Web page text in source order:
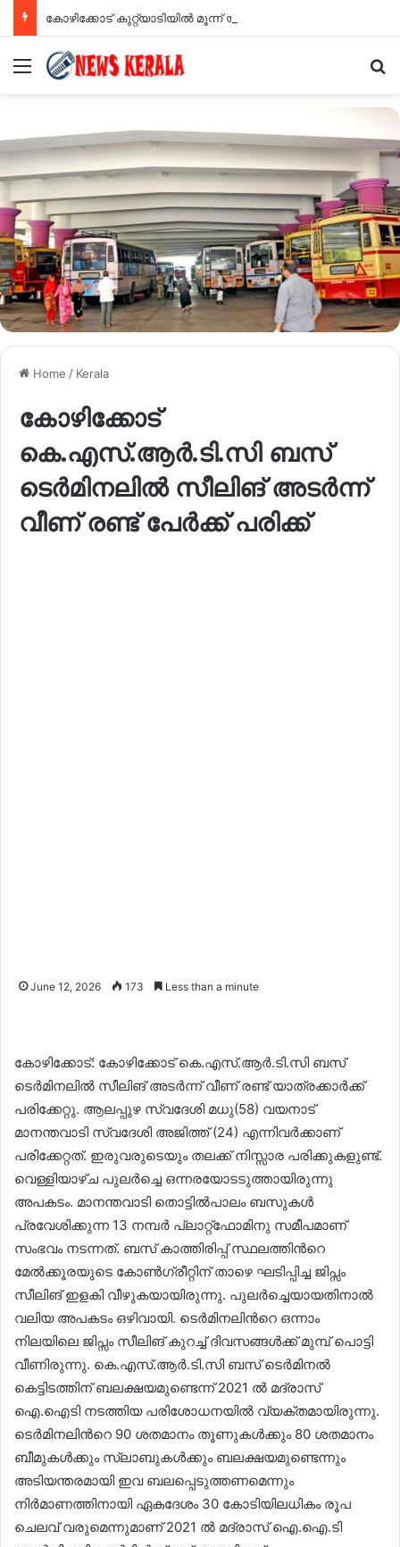
കോഴിക്കോട് കുറ്റ്യാടിയിൽ മൂന്ന് യുവാക്കൾക്ക് വെട്ടേറ്റു
Menu
Home / Kerala
കോഴിക്കോട്
കെ.എസ്.ആർ.ടി.സി ബസ്
ടെർമിനലിൽ സീലിങ് അടർന്ന്
വീണ് രണ്ട് പേർക്ക് പരിക്ക്
June 12, 2026 173 Less than a minute
കോഴിക്കോട്: കോഴിക്കോട് കെ.എസ്.ആർ.ടി.സി ബസ്
ടെർമിനലിൽ സീലിങ് അടർന്ന് വീണ് രണ്ട് യാത്രക്കാർക്ക്
പരിക്കേറ്റു. ആലപ്പുഴ സ്വദേശി മധു(58) വയനാട്
മാനന്തവാടി സ്വദേശി അജിത്ത് (24) എന്നിവർക്കാണ്
പരിക്കേറ്റത്. ഇരുവരുടെയും തലക്ക് നിസ്സാര പരിക്കുകളുണ്ട്.
വെള്ളിയാഴ്ച പുലർച്ചെ ഒന്നരയോടടുത്തായിരുന്നു
അപകടം. മാനന്തവാടി തൊട്ടിൽപാലം ബസുകൾ
പ്രവേശിക്കുന്ന 13 നമ്പർ പ്ലാറ്റ്ഫോമിനു സമീപമാണ്
സംഭവം നടന്നത്. ബസ് കാത്തിരിപ്പ് സ്ഥലത്തിന്‍റെ
മേൽക്കൂരയുടെ കോൺഗ്രീറ്റിന് താഴെ ഘടിപ്പിച്ച ജിപ്സം
സീലിങ് ഇളകി വീഴുകയായിരുന്നു. പുലർച്ചെയായതിനാൽ
വലിയ അപകടം ഒഴിവായി. ടെർമിനലിന്‍റെ ഒന്നാം
നിലയിലെ ജിപ്സം സീലിങ് കുറച്ച് ദിവസങ്ങൾക്ക് മുമ്പ് പൊട്ടി
വീണിരുന്നു. കെ.എസ്.ആർ.ടി.സി ബസ് ടെർമിനൽ
കെട്ടിടത്തിന് ബലക്ഷയമുണ്ടെന്ന് 2021 ൽ മദ്രാസ്
ഐ.ഐടി നടത്തിയ പരിശോധനയിൽ വ്യക്തമായിരുന്നു.
ടെർമിനലിന്‍റെ 90 ശതമാനം തൂണുകൾക്കും 80 ശതമാനം
ബീമുകൾക്കും സ്ലാബുകൾക്കും ബലക്ഷയമുണ്ടെന്നും
അടിയന്തരമായി ഇവ ബലപ്പെടുത്തണമെന്നും
നിർമാണത്തിനായി ഏകദേശം 30 കോടിയിലധികം രൂപ
ചെലവ് വരുമെന്നുമാണ് 2021 ൽ മദ്രാസ് ഐ.ഐ.ടി